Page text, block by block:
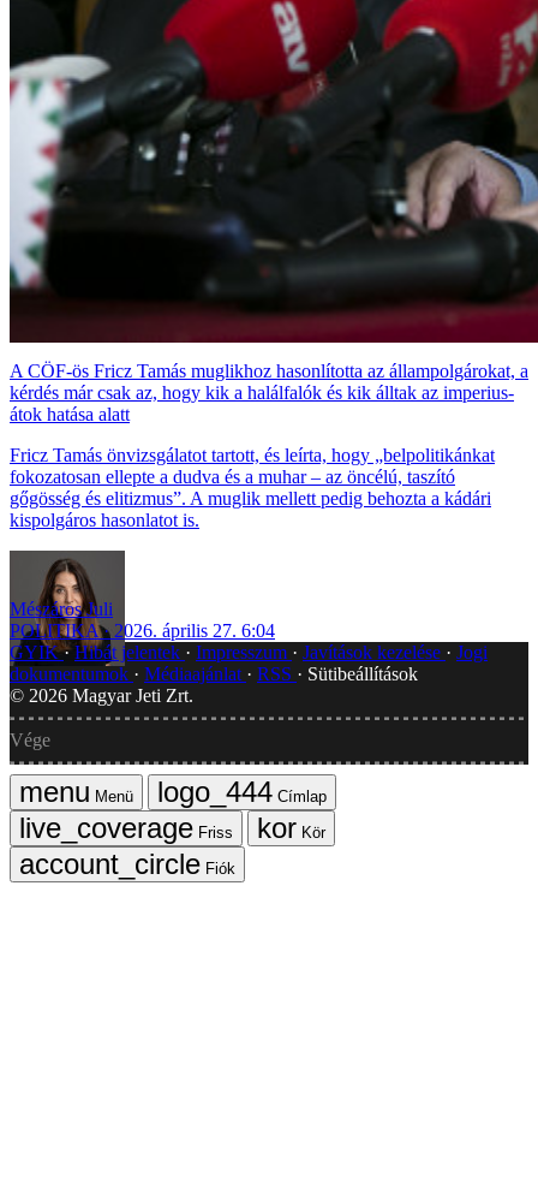
A CÖF-ös Fricz Tamás muglikhoz hasonlította az állampolgárokat, a
kérdés már csak az, hogy kik a halálfalók és kik álltak az imperius-
átok hatása alatt
Fricz Tamás önvizsgálatot tartott, és leírta, hogy „belpolitikánkat
fokozatosan ellepte a dudva és a muhar – az öncélú, taszító
gőgösség és elitizmus”. A muglik mellett pedig behozta a kádári
kispolgáros hasonlatot is.
Mészáros Juli
POLITIKA
2026. április 27. 6:04
GYIK Hibát jelentek Impresszum Javítások kezelése
Jogi
dokumentumok
Médiaajánlat RSS
Sütibeállítások
© 2026 Magyar Jeti Zrt.
Vége
Menü
Címlap
Friss
Kör
Fiók